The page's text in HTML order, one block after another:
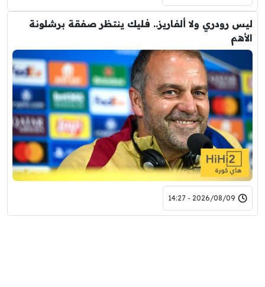
ليس رودري ولا ألفاريز.. فليك ينتظر صفقة برشلونة
الأهم
2026/08/09 - 14:27